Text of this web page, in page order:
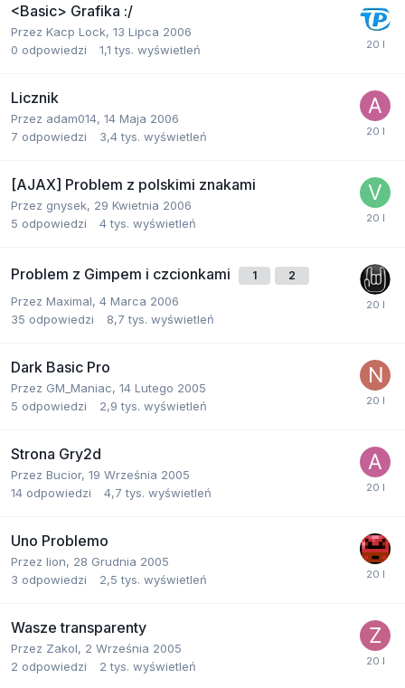
<Basic> Grafika :/
Przez Kacp Lock, 13 Lipca 2006
0 odpowiedzi 1,1 tys. wyświetleń
Licznik
Przez adam014, 14 Maja 2006
7 odpowiedzi 3,4 tys. wyświetleń
[AJAX] Problem z polskimi znakami
Przez gnysek, 29 Kwietnia 2006
5 odpowiedzi 4 tys. wyświetleń
Problem z Gimpem i czcionkami 1 2
Przez Maximal, 4 Marca 2006
35 odpowiedzi 8,7 tys. wyświetleń
Dark Basic Pro
Przez GM_Maniac, 14 Lutego 2005
5 odpowiedzi 2,9 tys. wyświetleń
Strona Gry2d
Przez Bucior, 19 Września 2005
14 odpowiedzi 4,7 tys. wyświetleń
Uno Problemo
Przez lion, 28 Grudnia 2005
3 odpowiedzi 2,5 tys. wyświetleń
Wasze transparenty
Przez Zakol, 2 Września 2005
2 odpowiedzi 2 tys. wyświetleń